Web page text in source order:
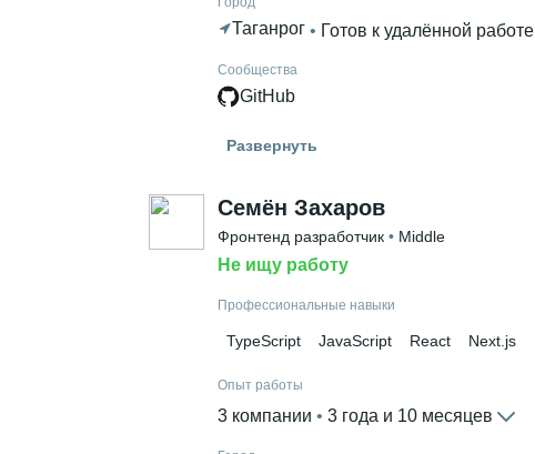
Таганрог • Готов к удалённой работе
Сообщества
GitHub
Гражданство
Знание языков
Английский В1
Высшее образование
ЮФУ
Развернуть
Семён Захаров
Фронтенд разработчик • Middle
Не ищу работу
Профессиональные навыки
TypeScript JavaScript React Next.js
Опыт работы
3 компании 3 года и 10 месяцев